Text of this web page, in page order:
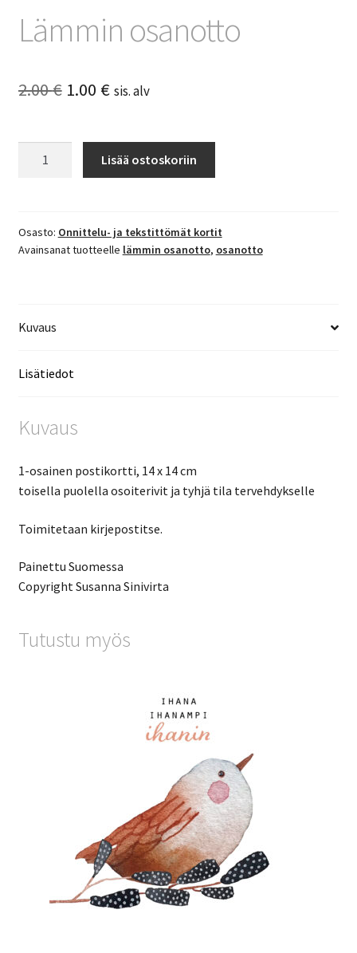
Lämmin osanotto
2.00€ Alkuperäinen
oli:
2.00 €.
1.00 €Nykyinen
on:
1.00 €.
sis. alv
Lisää ostoskoriin
Osasto: Onnittelu- ja tekstittömät kortit
Avainsanat tuotteelle lämmin osanotto, osanotto
Kuvaus
Lisätiedot
Kuvaus
1-osainen postikortti, 14 x 14 cm
toisella puolella osoiterivit ja tyhjä tila tervehdykselle
Toimitetaan kirjepostitse.
Painettu Suomessa
Copyright Susanna Sinivirta
Tutustu myös